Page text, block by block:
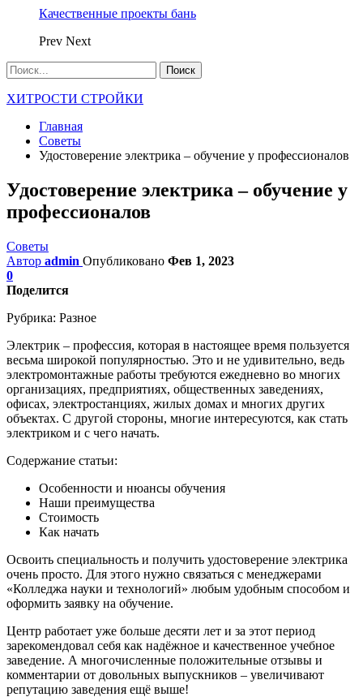
Качественные проекты бань
Prev Next
ХИТРОСТИ СТРОЙКИ
Главная
Советы
Удостоверение электрика – обучение у профессионалов
Удостоверение электрика – обучение у
профессионалов
Советы
Автор admin Опубликовано Фев 1, 2023
0
Поделится
Рубрика: Разное
Электрик – профессия, которая в настоящее время пользуется
весьма широкой популярностью. Это и не удивительно, ведь
электромонтажные работы требуются ежедневно во многих
организациях, предприятиях, общественных заведениях,
офисах, электростанциях, жилых домах и многих других
объектах. С другой стороны, многие интересуются, как стать
электриком и с чего начать.
Содержание статьи:
Особенности и нюансы обучения
Наши преимущества
Стоимость
Как начать
Освоить специальность и получить удостоверение электрика
очень просто. Для этого нужно связаться с менеджерами
«Колледжа науки и технологий» любым удобным способом и
оформить заявку на обучение.
Центр работает уже больше десяти лет и за этот период
зарекомендовал себя как надёжное и качественное учебное
заведение. А многочисленные положительные отзывы и
комментарии от довольных выпускников – увеличивают
репутацию заведения ещё выше!